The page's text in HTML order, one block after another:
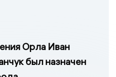
Орла Иван
был назначен